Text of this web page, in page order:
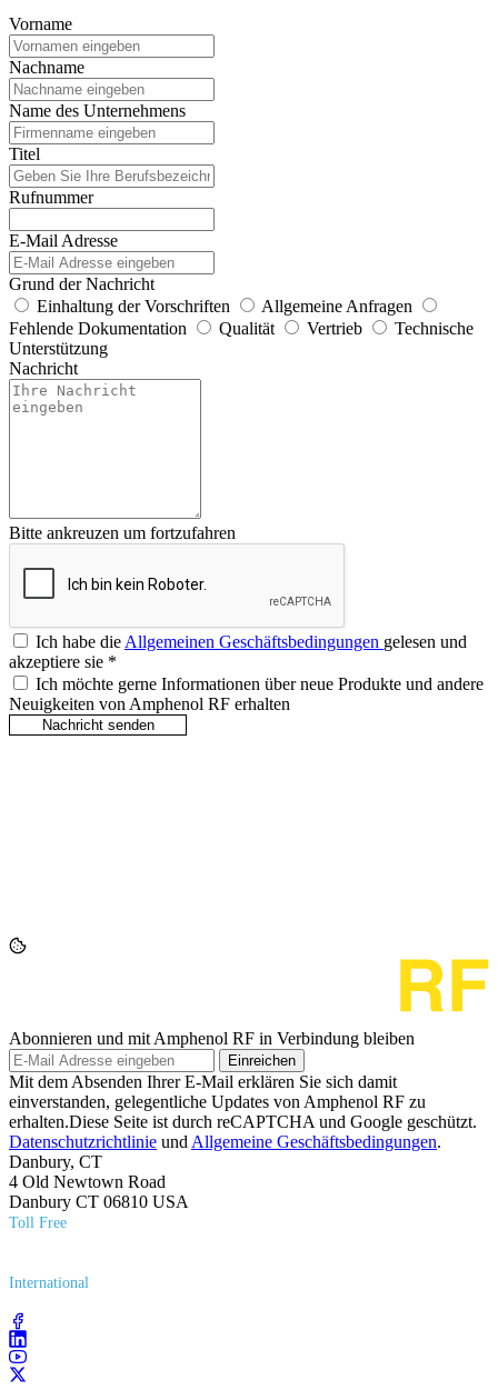
Vorname
Nachname
Name des Unternehmens
Titel
Rufnummer
E-Mail Adresse
Grund der Nachricht
Einhaltung der Vorschriften
Allgemeine Anfragen
Fehlende Dokumentation
Qualität Vertrieb
Technische
Unterstützung
Nachricht
Bitte ankreuzen um fortzufahren
Ich habe dieAllgemeinen Geschäftsbedingungen gelesen und
akzeptiere sie *
Ich möchte gerne Informationen über neue Produkte und andere
Neuigkeiten von Amphenol RF erhalten
Abonnieren und mit Amphenol RF in Verbindung bleiben
Einreichen
Mit dem Absenden Ihrer E-Mail erklären Sie sich damit
einverstanden, gelegentliche Updates von Amphenol RF zu
erhalten.Diese Seite ist durch reCAPTCHA und Google geschützt.
Datenschutzrichtlinie und Allgemeine Geschäftsbedingungen.
Danbury, CT
4 Old Newtown Road
Danbury CT 06810 USA
Toll Free
International